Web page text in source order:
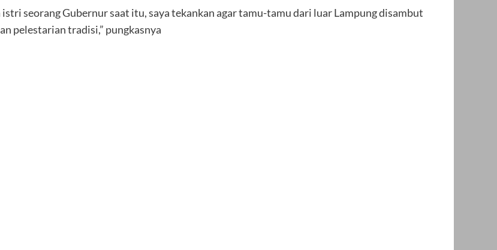
seorang Gubernur saat itu, saya tekankan agar tamu-tamu dari luar Lampung disambut
pelestarian tradisi,” pungkasnya